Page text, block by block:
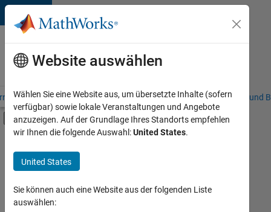
Weiter zum Inhalt
Karriere
bei
MathWorks
– Übersicht Stellensuche Niederlassungen Studierende und
Umschaltung für Off-Canvas-
Hauptinhalt
Customer Support
Inside Sales
Sales Operations
Marketing Communications
+5
Website auswählen
Wählen Sie eine Website aus, um übersetzte Inhalte (sofern
verfügbar) sowie lokale Veranstaltungen und Angebote
anzuzeigen. Auf der Grundlage Ihres Standorts empfehlen
wir Ihnen die folgende Auswahl:United States.
United States
Sie können auch eine Website aus der folgenden Liste
auswählen: